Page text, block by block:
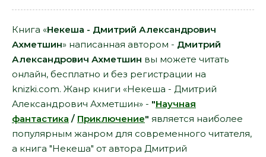
Книга «Некеша - Дмитрий Александрович
Ахметшин» написанная автором - Дмитрий
Александрович Ахметшин вы можете читать
онлайн, бесплатно и без регистрации на
knizki.com. Жанр книги «Некеша - Дмитрий
Александрович Ахметшин» - "Научная
фантастика / Приключение" является наиболее
популярным жанром для современного читателя,
а книга "Некеша" от автора Дмитрий